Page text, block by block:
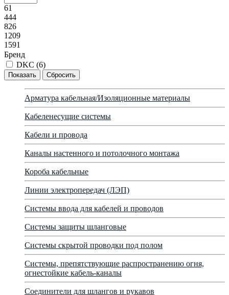
61
444
826
1209
1591
Бренд
DKC (6)
Арматура кабельная/Изоляционные материалы
Кабеленесущие системы
Кабели и провода
Каналы настенного и потолочного монтажа
Короба кабельные
Линии электропередач (ЛЭП)
Системы ввода для кабелей и проводов
Системы защиты шланговые
Системы скрытой проводки под полом
Системы, препятствующие распространению огня,
огнестойкие кабель-каналы
Соединители для шлангов и рукавов